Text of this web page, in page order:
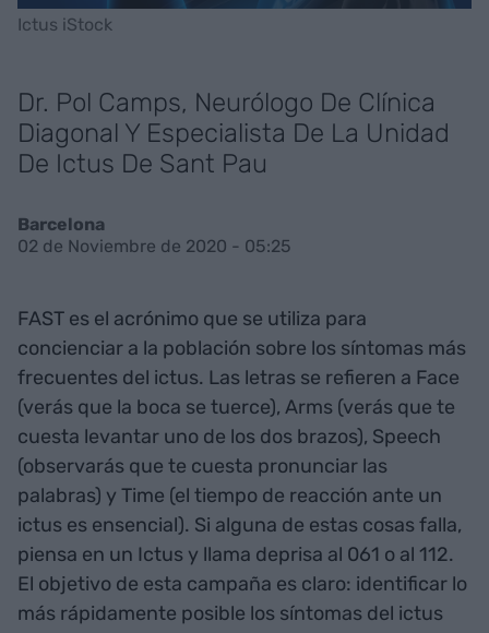
Ictus iStock
Dr. Pol Camps, Neurólogo De Clínica
Diagonal Y Especialista De La Unidad
De Ictus De Sant Pau
Barcelona
02 de Noviembre de 2020 - 05:25
FAST es el acrónimo que se utiliza para
concienciar a la población sobre los síntomas más
frecuentes del ictus. Las letras se refieren a Face
(verás que la boca se tuerce), Arms (verás que te
cuesta levantar uno de los dos brazos), Speech
(observarás que te cuesta pronunciar las
palabras) y Time (el tiempo de reacción ante un
ictus es ensencial). Si alguna de estas cosas falla,
piensa en un Ictus y llama deprisa al 061 o al 112.
El objetivo de esta campaña es claro: identificar lo
más rápidamente posible los síntomas del ictus